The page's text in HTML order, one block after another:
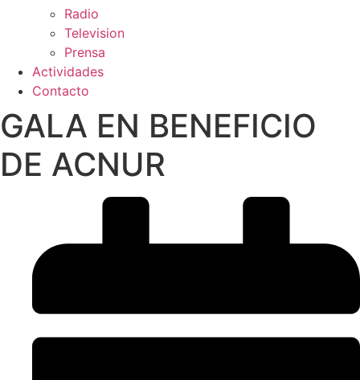
Radio
Television
Prensa
Actividades
Contacto
GALA EN BENEFICIO
DE ACNUR